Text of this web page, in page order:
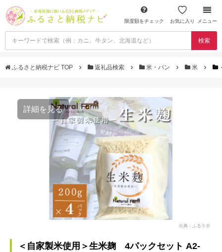
限度額をチェック お気に入り メニュー
検索
ふるさと納税ナビ TOP 返礼品検索 米・パン 米
詳細を見る
出典：ふるラボ
＜自家製米使用＞生米麹 4パックセット A2-